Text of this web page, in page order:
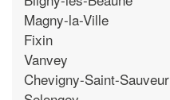
Magny-la-Ville
Fixin
Vanvey
Chevigny-Saint-Sauveur